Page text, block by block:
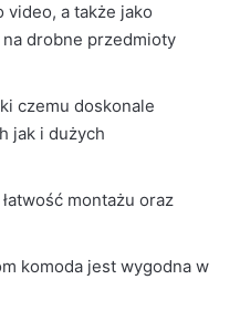
a także jako
drobne przedmioty
czemu doskonale
jak i dużych
montażu oraz
komoda jest wygodna w